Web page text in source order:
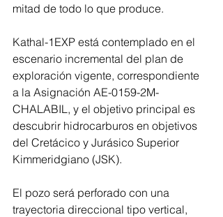
mitad de todo lo que produce.
Kathal-1EXP está contemplado en el
escenario incremental del plan de
exploración vigente, correspondiente
a la Asignación AE-0159-2M-
CHALABIL, y el objetivo principal es
descubrir hidrocarburos en objetivos
del Cretácico y Jurásico Superior
Kimmeridgiano (JSK).
El pozo será perforado con una
trayectoria direccional tipo vertical,